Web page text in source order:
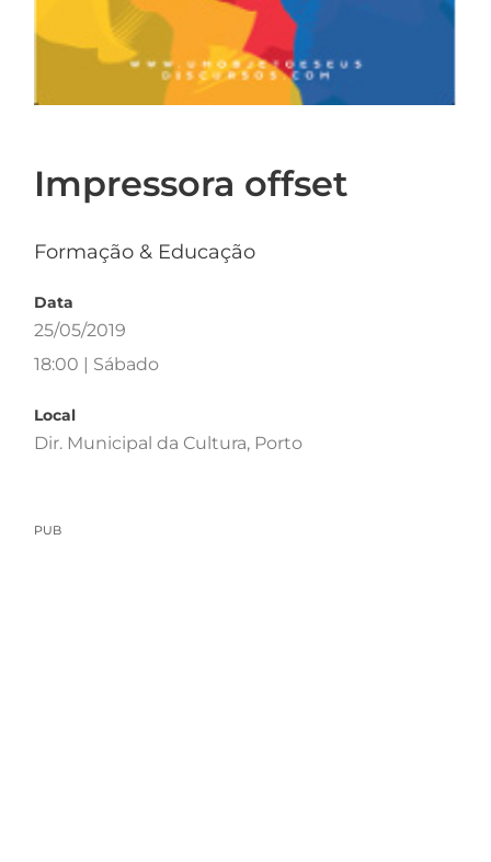
Impressora offset
Formação & Educação
Data
25/05/2019
18:00 | Sábado
Local
Dir. Municipal da Cultura, Porto
PUB